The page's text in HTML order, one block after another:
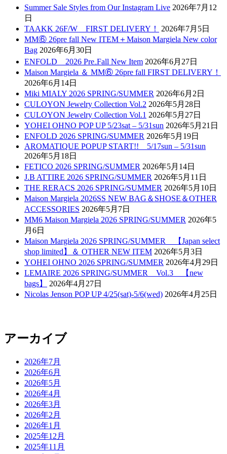
Summer Sale Styles from Our Instagram Live 2026年7月12
日
TAAKK 26F/W FIRST DELIVERY！
2026年7月5日
MM⑥ 26pre fall New ITEM＋Maison Margiela New color
Bag 2026年6月30日
ENFOLD 2026 Pre₋Fall New Item 2026年6月27日
Maison Margiela ＆ MM⑥ 26pre fall FIRST DELIVERY！
2026年6月14日
Miki MIALY 2026 SPRING/SUMMER 2026年6月2日
CULOYON Jewelry Collection Vol.2 2026年5月28日
CULOYON Jewelry Collection Vol.1 2026年5月27日
YOHEI OHNO POP UP 5/23sat – 5/31sun 2026年5月21日
ENFOLD 2026 SPRING/SUMMER 2026年5月19日
AROMATIQUE POPUP START!! 5/17sun – 5/31sun
2026年5月18日
FETICO 2026 SPRING/SUMMER 2026年5月14日
J.B ATTIRE 2026 SPRING/SUMMER 2026年5月11日
THE RERACS 2026 SPRING/SUMMER 2026年5月10日
Maison Margiela 2026SS NEW BAG＆SHOSE＆OTHER
ACCESSORIES 2026年5月7日
MM6 Maison Margiela 2026 SPRING/SUMMER 2026年5
月6日
Maison Margiela 2026 SPRING/SUMMER 【Japan select
shop limited】＆ OTHER NEW ITEM 2026年5月3日
YOHEI OHNO 2026 SPRING/SUMMER 2026年4月29日
LEMAIRE 2026 SPRING/SUMMER Vol.3 【new
bags】
2026年4月27日
Nicolas Jenson POP UP 4/25(sat)-5/6(wed) 2026年4月25日
アーカイブ
2026年7月
2026年6月
2026年5月
2026年4月
2026年3月
2026年2月
2026年1月
2025年12月
2025年11月